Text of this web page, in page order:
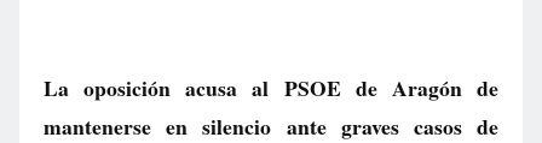
La oposición acusa al PSOE de Aragón de
mantenerse en silencio ante graves casos de